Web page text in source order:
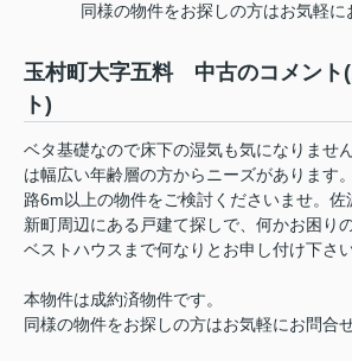
同様の物件をお探しの方はお気軽に
玉村町大字五料 中古のコメント
ト)
ベタ基礎なので床下の湿気も気になりませ
は幅広い年齢層の方からニーズがあります
路6m以上の物件をご検討くださいませ。佐
新町周辺にある戸建て探しで、何かお困り
ベストハウスまで何なりとお申し付け下さい
本物件は成約済物件です。
同様の物件をお探しの方はお気軽にお問合